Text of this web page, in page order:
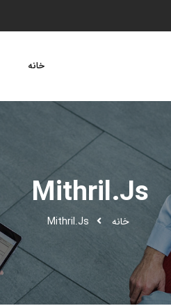
خانه
Mithril.Js
خانه Mithril.Js